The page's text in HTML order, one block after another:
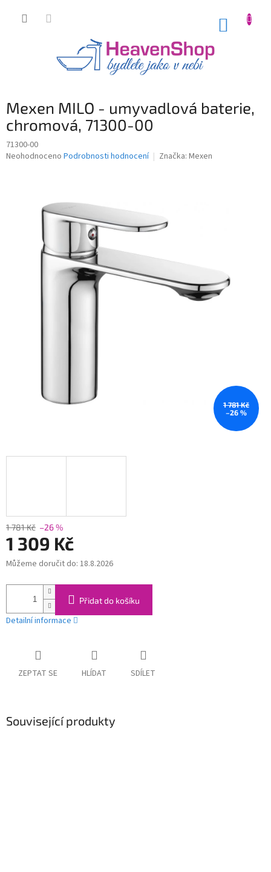
Mexen MILO - umyvadlová baterie,
chromová, 71300-00
71300-00
Průměrné
hvězdiček.
Neohodnoceno Podrobnosti hodnocení Značka: Mexen
1 781 Kč
–26 %
1 781 Kč –26 %
1 309 Kč
Měrná
Můžeme doručit do: 18.8.2026
Přidat do košíku
Detailní informace
ZEPTAT SE HLÍDAT SDÍLET
Související produkty